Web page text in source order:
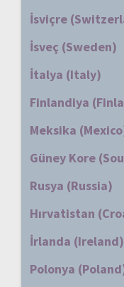
İsviçre
İsveç (Sweden)
İtalya (Italy)
Finlandiya
Meksika
Güney Kore
Rusya (Russia)
Hırvatistan
İrlanda (Ireland)
Polonya